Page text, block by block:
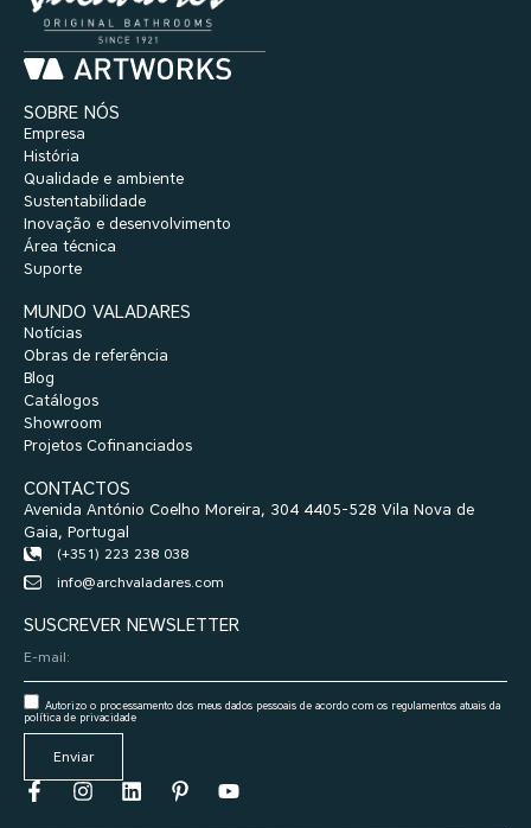
SOBRE NÓS
Empresa
História
Qualidade e ambiente
Sustentabilidade
Inovação e desenvolvimento
Área técnica
Suporte
MUNDO VALADARES
Notícias
Obras de referência
Blog
Catálogos
Showroom
Projetos Cofinanciados
CONTACTOS
Avenida António Coelho Moreira, 304 4405-528 Vila Nova de
Gaia, Portugal
(+351) 223 238 038
info@archvaladares.com
SUSCREVER NEWSLETTER
Autorizo o processamento dos meus dados pessoais de acordo com os regulamentos atuais da
política de privacidade
Enviar